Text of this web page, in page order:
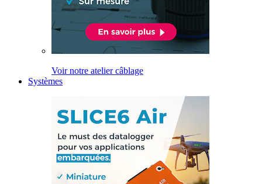
Voir notre atelier câblage
Systèmes